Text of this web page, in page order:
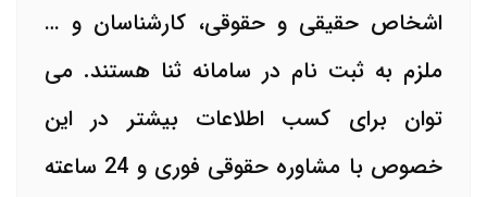
اشخاص حقیقی و حقوقی، کارشناسان و …
ملزم به ثبت نام در سامانه ثنا هستند. می
توان برای کسب اطلاعات بیشتر در این
خصوص با مشاوره حقوقی فوری و 24 ساعته